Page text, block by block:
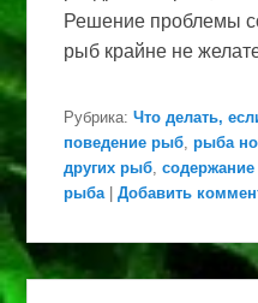
Решение проблемы
рыб крайне не
Рубрика: Что делать,
поведение рыб,рыба
других рыб,
рыба
|Добавить